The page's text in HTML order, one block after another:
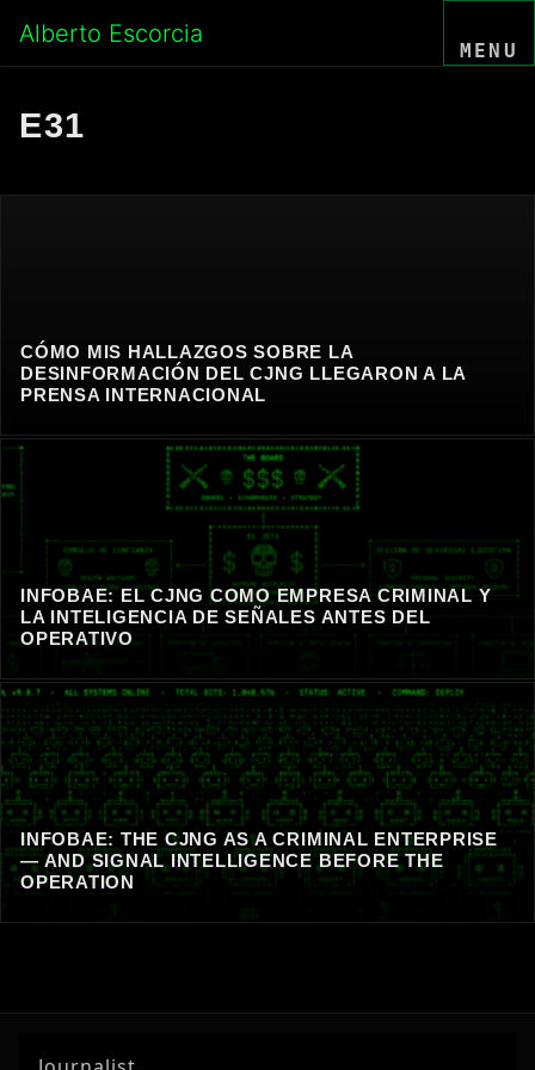
content
Alberto Escorcia
MENU
E31
CÓMO MIS HALLAZGOS SOBRE LA
DESINFORMACIÓN DEL CJNG LLEGARON A LA
PRENSA INTERNACIONAL
INFOBAE: EL CJNG COMO EMPRESA CRIMINAL Y
LA INTELIGENCIA DE SEÑALES ANTES DEL
OPERATIVO
INFOBAE: THE CJNG AS A CRIMINAL ENTERPRISE
— AND SIGNAL INTELLIGENCE BEFORE THE
OPERATION